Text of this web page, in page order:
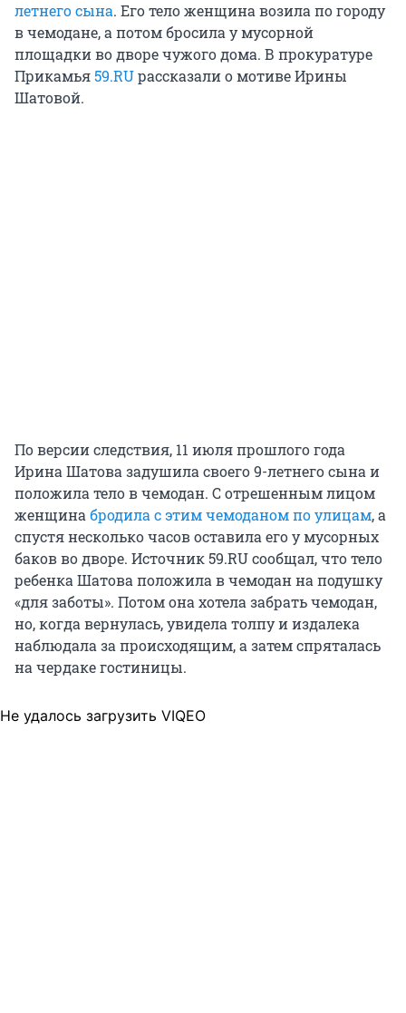
летнего сына. Его тело женщина возила по городу
в чемодане, а потом бросила у мусорной
площадки во дворе чужого дома. В прокуратуре
Прикамья59.RUрассказали о мотиве Ирины
Шатовой.
По версии следствия, 11 июля прошлого года
Ирина Шатова задушила своего 9-летнего сына и
положила тело в чемодан. С отрешенным лицом
женщина бродила с этим чемоданом по улицам, а
спустя несколько часов оставила его у мусорных
баков во дворе. Источник 59.RU сообщал, что тело
ребенка Шатова положила в чемодан на подушку
«для заботы». Потом она хотела забрать чемодан,
но, когда вернулась, увидела толпу и издалека
наблюдала за происходящим, а затем спряталась
на чердаке гостиницы.
Не удалось загрузить VIQEO